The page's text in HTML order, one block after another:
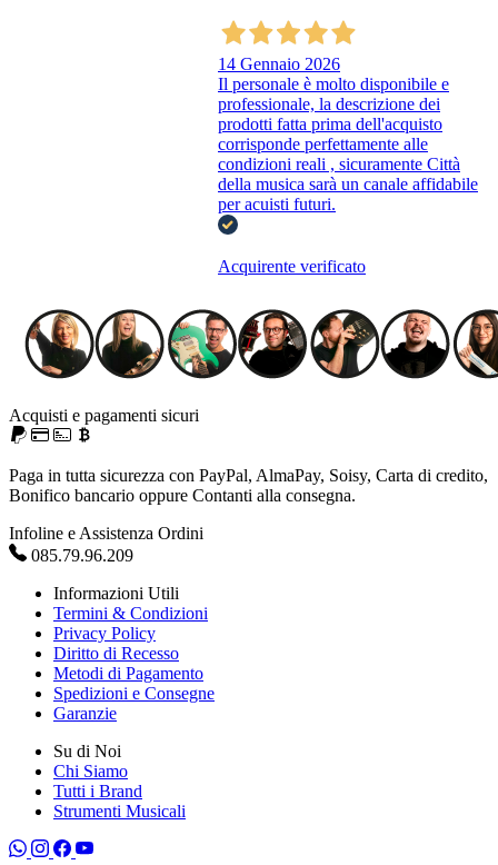
14 Gennaio 2026
Il personale è molto disponibile e
professionale, la descrizione dei
prodotti fatta prima dell'acquisto
corrisponde perfettamente alle
condizioni reali , sicuramente Città
della musica sarà un canale affidabile
per acuisti futuri.
Acquirente verificato
Acquisti e pagamenti sicuri
Paga in tutta sicurezza con PayPal, AlmaPay, Soisy, Carta di credito,
Bonifico bancario oppure Contanti alla consegna.
Infoline e Assistenza Ordini
085.79.96.209
Informazioni Utili
Termini & Condizioni
Privacy Policy
Diritto di Recesso
Metodi di Pagamento
Spedizioni e Consegne
Garanzie
Su di Noi
Chi Siamo
Tutti i Brand
Strumenti Musicali